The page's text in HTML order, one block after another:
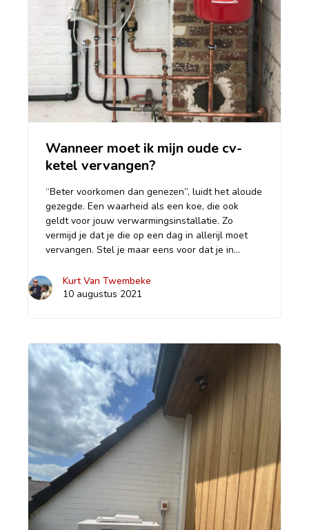
Wanneer moet ik mijn oude cv-
ketel vervangen?
“Beter voorkomen dan genezen”, luidt het aloude
gezegde. Een waarheid als een koe, die ook
geldt voor jouw verwarmingsinstallatie. Zo
vermijd je dat je die op een dag in allerijl moet
vervangen. Stel je maar eens voor dat je in…
Kurt Van Twembeke
10 augustus 2021